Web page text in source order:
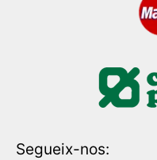
Segueix-nos: